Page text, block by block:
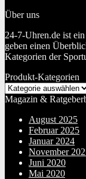
Über uns
24-7-Uhren.de ist
geben einen
Kategorien der
Produkt-Kategorien
Magazin &
August 2025
Februar 2025
Januar 2024
November
Juni 2020
Mai 2020